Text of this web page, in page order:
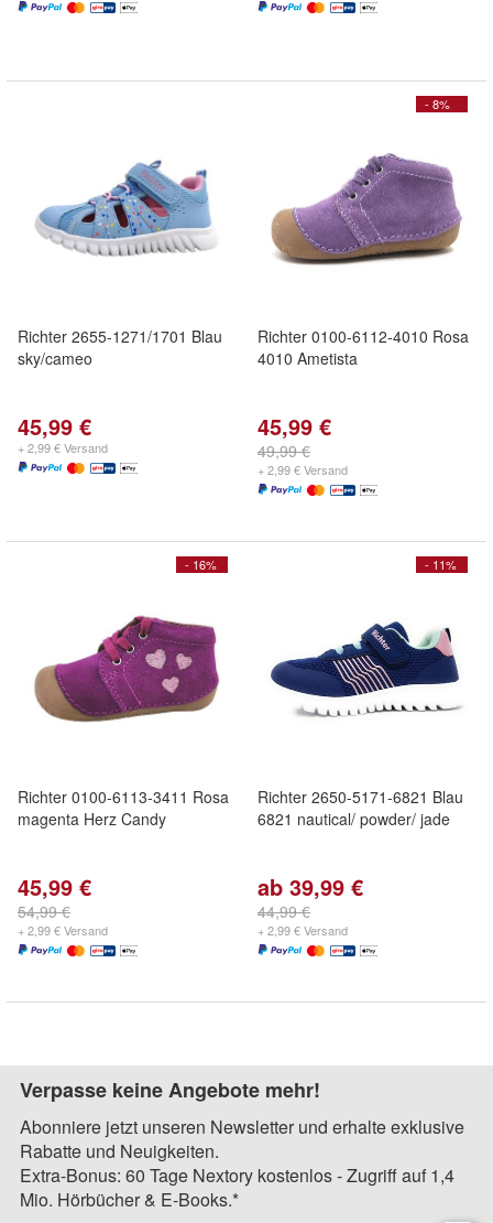
Richter 2655-1271/1701 Blau
sky/cameo
45,99 €
+ 2,99 € Versand
- 8%
Richter 0100-6112-4010 Rosa
4010 Ametista
45,99 €
49,99 €
+ 2,99 € Versand
- 16%
Richter 0100-6113-3411 Rosa
magenta Herz Candy
45,99 €
54,99 €
+ 2,99 € Versand
- 11%
Richter 2650-5171-6821 Blau
6821 nautical/ powder/ jade
ab 39,99 €
44,99 €
+ 2,99 € Versand
Verpasse keine Angebote mehr!
Abonniere jetzt unseren Newsletter und erhalte exklusive
Rabatte und Neuigkeiten.
Extra-Bonus: 60 Tage Nextory kostenlos - Zugriff auf 1,4
Mio. Hörbücher & E-Books.*